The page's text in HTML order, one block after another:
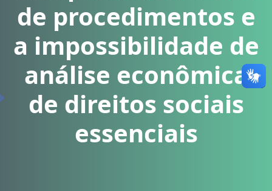
de procedimentos e
a impossibilidade de
análise econômica
de direitos sociais
essenciais